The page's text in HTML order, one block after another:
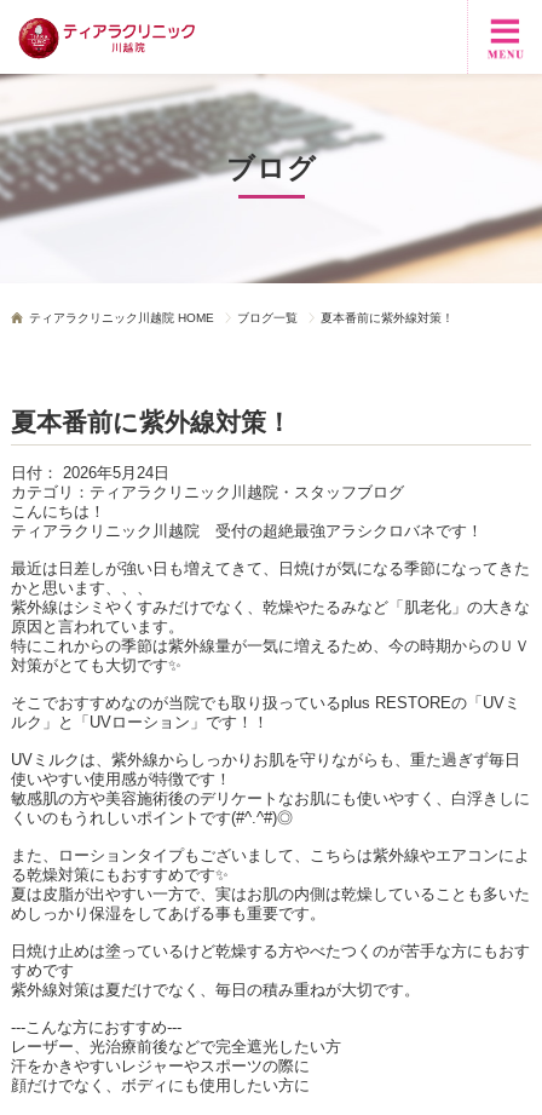
ブログ
ティアラクリニック川越院 HOME ブログ一覧 夏本番前に紫外線対策！
夏本番前に紫外線対策！
日付： 2026年5月24日
カテゴリ： ティアラクリニック川越院・スタッフブログ
こんにちは！
ティアラクリニック川越院 受付の超絶最強アラシクロバネです！
最近は日差しが強い日も増えてきて、日焼けが気になる季節になってきた
かと思います、、、
紫外線はシミやくすみだけでなく、乾燥やたるみなど「肌老化」の大きな
原因と言われています。
特にこれからの季節は紫外線量が一気に増えるため、今の時期からのＵＶ
対策がとても大切です✨
そこでおすすめなのが当院でも取り扱っているplus RESTOREの「 UVミ
ルク」と「 UVローション」です！！
UVミルクは、紫外線からしっかりお肌を守りながらも、重た過ぎず毎日
使いやすい使用感が特徴です！
敏感肌の方や美容施術後のデリケートなお肌にも使いやすく、白浮きしに
くいのもうれしいポイントです(#^.^#)◎
また、ローションタイプもございまして、こちらは紫外線やエアコンによ
る乾燥対策にもおすすめです✨
夏は皮脂が出やすい一方で、実はお肌の内側は乾燥していることも多いた
めしっかり保湿をしてあげる事も重要です。
日焼け止めは塗っているけど乾燥する方やべたつくのが苦手な方にもおす
すめです
紫外線対策は夏だけでなく、毎日の積み重ねが大切です。
---こんな方におすすめ---
レーザー、光治療前後などで完全遮光したい方
汗をかきやすいレジャーやスポーツの際に
顔だけでなく、ボディにも使用したい方に